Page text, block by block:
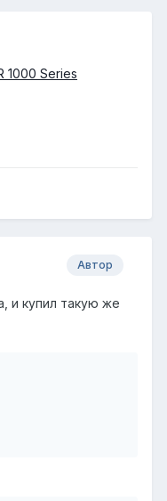
1000 Series
Автор
и купил такую же